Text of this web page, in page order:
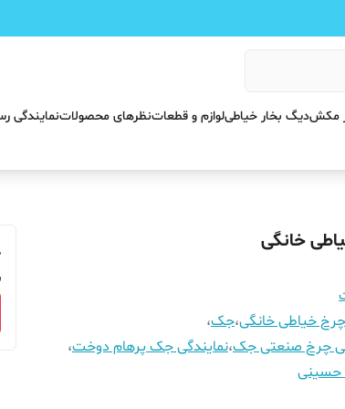
مکشدیگ بخار خیاطیلوازم و قطعاتنظرهای محصولات
خانگی
چرخ خیاطی خانگی،جک،
چرخ صنعتی جک،نمایندگی جک پرهام دوخت،
حسینی